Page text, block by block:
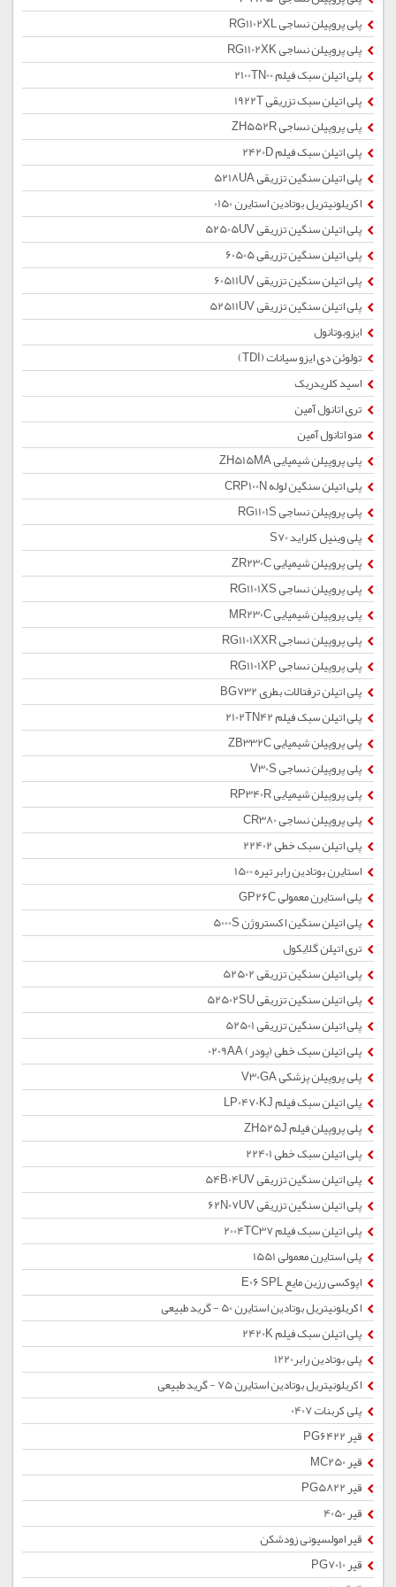
پلی پروپیلن نساجی RG1102XL
پلی پروپیلن نساجی RG1102XK
پلی اتیلن سبک فیلم 2100TN00
پلی اتیلن سبک تزریقی 1922T
پلی پروپیلن نساجی ZH552R
پلی اتیلن سبک فیلم 2420D
پلی اتیلن سنگین تزریقی 5218UA
اکریلونیتریل بوتادین استایرن 0150
پلی اتیلن سنگین تزریقی 52505UV
پلی اتیلن سنگین تزریقی 60505
پلی اتیلن سنگین تزریقی 60511UV
پلی اتیلن سنگین تزریقی 52511UV
ایزوبوتانول
تولوئن دی ایزو سیانات (TDI)
اسید کلریدریک
تری اتانول آمین
منو اتانول آمین
پلی پروپیلن شیمیایی ZH515MA
پلی اتیلن سنگین لوله CRP100N
پلی پروپیلن نساجی RG1101S
پلی وینیل کلراید S70
پلی پروپیلن شیمیایی ZR230C
پلی پروپیلن نساجی RG1101XS
پلی پروپیلن شیمیایی MR230C
پلی پروپیلن نساجی RG1101XXR
پلی پروپیلن نساجی RG1101XP
پلی اتیلن ترفتالات بطری BG732
پلی اتیلن سبک فیلم 2102TN42
پلی پروپیلن شیمیایی ZB332C
پلی پروپیلن نساجی V30S
پلی پروپیلن شیمیایی RP340R
پلی پروپیلن نساجی CR380
پلی اتیلن سبک خطی 22402
استایرن بوتادین رابر تیره 1500
پلی استایرن معمولی GP26C
پلی اتیلن سنگین اکستروژن 5000S
تری اتیلن گلایکول
پلی اتیلن سنگین تزریقی 52502
پلی اتیلن سنگین تزریقی 52502SU
پلی اتیلن سنگین تزریقی 52501
پلی اتیلن سبک خطی (پودر) 0209AA
پلی پروپیلن پزشکی V30GA
پلی اتیلن سبک فیلم LP0470KJ
پلی پروپیلن فیلم ZH525J
پلی اتیلن سبک خطی 22401
پلی اتیلن سنگین تزریقی 54B04UV
پلی اتیلن سنگین تزریقی 62N07UV
پلی اتیلن سبک فیلم 2004TC37
پلی استایرن معمولی 1551
اپوکسی رزین مایع E06 SPL
اکریلونیتریل بوتادین استایرن 50 - گرید طبیعی
پلی اتیلن سبک فیلم 2420K
پلی بوتادین رابر1220
اکریلونیتریل بوتادین استایرن 75 - گرید طبیعی
پلی کربنات 0407
قیر PG6422
قیر MC250
قیر PG5822
قیر 4050
قیر امولسیونی زودشکن
قیر PG7010